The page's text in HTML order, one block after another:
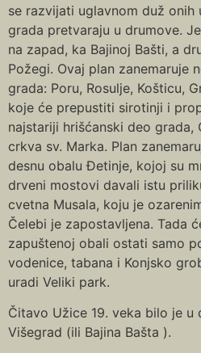
se razvijati uglavnom duž onih
grada pretvaraju u drumove.
na zapad, ka Bajinoj Bašti, a
Požegi. Ovaj plan zanemaruje
grada: Poru, Rosulje, Košticu,
koje će prepustiti sirotinji i
najstariji hrišćanski deo grada,
crkva sv. Marka. Plan
desnu obalu Đetinje, kojoj su
drveni mostovi davali istu
cvetna Musala, koju je
Čelebi je zapostavljena. Tada
zapuštenoj obali ostati samo
vodenice, tabana i Konjsko
uradi Veliki park.
Čitavo Užice 19. veka bilo je u
Višegrad (ili Bajina Bašta ).